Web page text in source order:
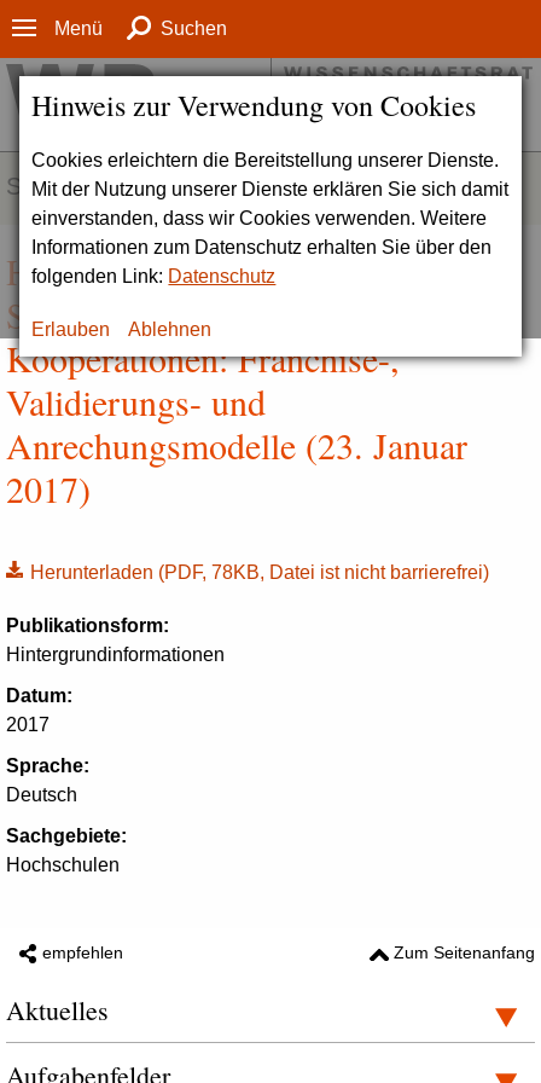
Hinweis zur Verwendung von Cookies
Cookies erleichtern die Bereitstellung unserer Dienste.
Mit der Nutzung unserer Dienste erklären Sie sich damit
einverstanden, dass wir Cookies verwenden. Weitere
Informationen zum Datenschutz erhalten Sie über den
folgenden Link: Datenschutz
Erlauben Ablehnen
Menü Suchen
SERVICE
Hintergrundinformation zu
Studiengangsbezogenen
Kooperationen: Franchise-,
Validierungs- und
Anrechungsmodelle (23. Januar
2017)
Herunterladen (PDF, 78KB, Datei ist nicht barrierefrei)
Publikationsform:
Hintergrundinformationen
Datum:
2017
Sprache:
Deutsch
Sachgebiete:
Hochschulen
empfehlen Zum Seitenanfang
Aktuelles
Aufgabenfelder